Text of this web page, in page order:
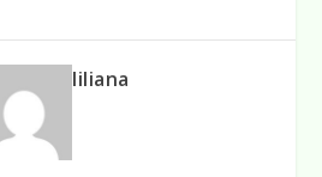
liliana